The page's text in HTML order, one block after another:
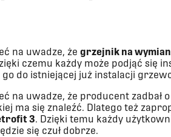
na uwadze, że grzejnik na
czemu każdy może podjąć się
do istniejącej już instalacji
na uwadze, że producent zadbał
ma się znaleźć. Dlatego też
3. Dzięki temu każdy
się czuł dobrze.